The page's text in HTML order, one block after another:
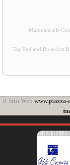
Mattinata alle
Tag Bed and Breakfast
il Sito Web www.piazza-